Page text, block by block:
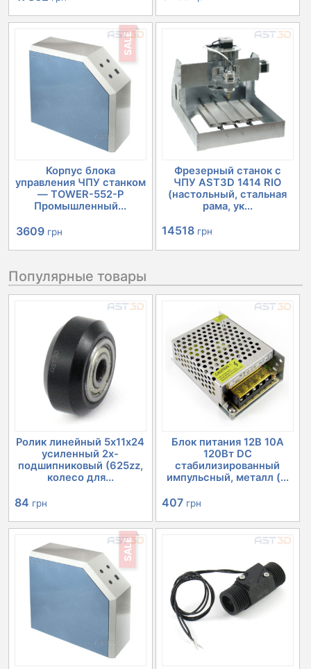
цена
составляла
20152 грн.
цена:
17862 грн. SALE
Корпус блока
управления ЧПУ станком
— TOWER-552-P
Промышленный...
Первоначальная
цена
составляла
3609 грн
цена:
3609 грн.
Фрезерный станок с
ЧПУ AST3D 1414 RIO
(настольный, стальная
рама, ук...
14518 грн
Популярные товары
Ролик линейный 5х11х24
усиленный 2х-
подшипниковый (625zz,
колесо для...
84 грн
Блок питания 12В 10А
120Вт DC
стабилизированный
импульсный, металл (...
407 грн
SALE